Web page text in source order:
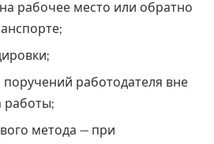
рабочее место или обратно
работодателя вне
работы;
метода — при